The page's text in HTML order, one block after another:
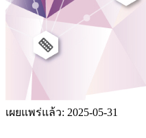
เผยแพร่แล้ว: 2025-05-31